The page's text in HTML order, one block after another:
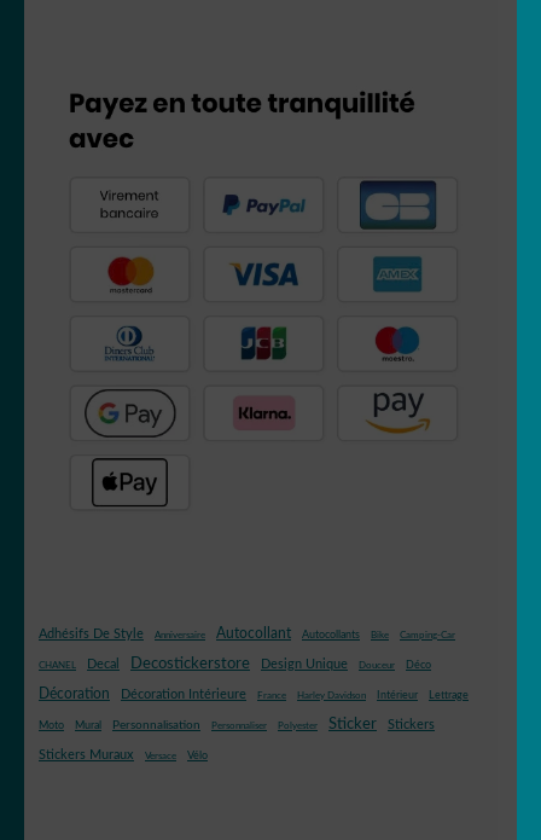
Adhésifs De Style Anniversaire Autocollant Autocollants Bike Camping-Car
CHANEL Decal Decostickerstore Design Unique Douceur Déco
Décoration Décoration Intérieure France Harley Davidson Intérieur Lettrage
Moto Mural Personnalisation Personnaliser Polyester Sticker Stickers
Stickers Muraux Versace Vélo